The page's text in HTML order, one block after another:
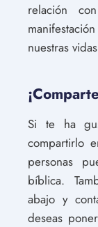
relación
nuestras
Si te ha
compartirlo
personas
bíblica.
abajo y
deseas